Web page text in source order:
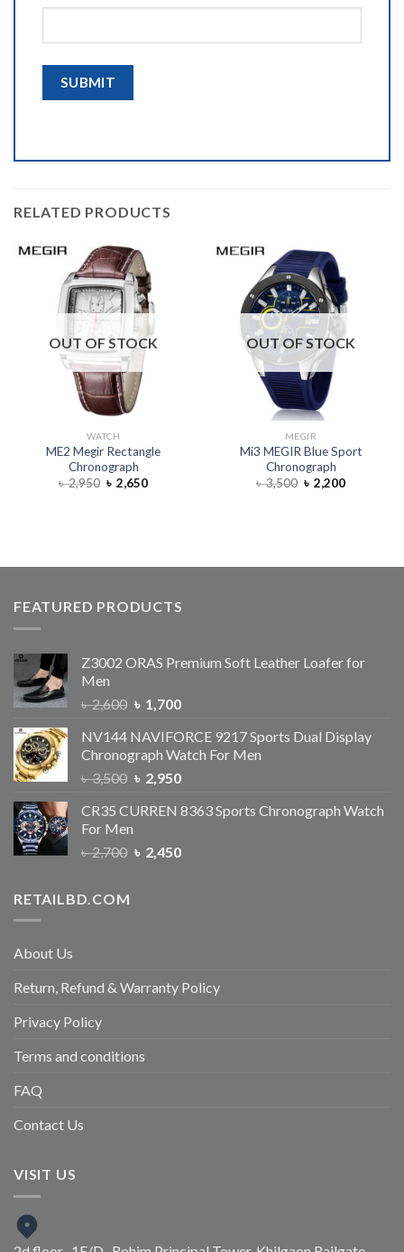
RELATED PRODUCTS
OUT OF STOCK
WATCH
ME2 Megir Rectangle
Chronograph
৳2,950 ৳ 2,650
OUT OF STOCK
MEGIR
Mi3 MEGIR Blue Sport
Chronograph
৳3,500 ৳ 2,200
FEATURED PRODUCTS
Z3002 ORAS Premium Soft Leather Loafer for
Men
৳2,600 ৳ 1,700
NV144 NAVIFORCE 9217 Sports Dual Display
Chronograph Watch For Men
৳3,500 ৳ 2,950
CR35 CURREN 8363 Sports Chronograph Watch
For Men
৳2,700 ৳ 2,450
RETAILBD.COM
About Us
Return, Refund & Warranty Policy
Privacy Policy
Terms and conditions
FAQ
Contact Us
VISIT US